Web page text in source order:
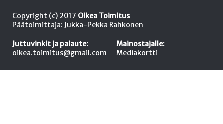
Copyright (c) 2017 Oikea Toimitus
Päätoimittaja: Jukka-Pekka Rahkonen
Juttuvinkit ja palaute:
oikea.toimitus@gmail.com
Mainostajalle:
Mediakortti